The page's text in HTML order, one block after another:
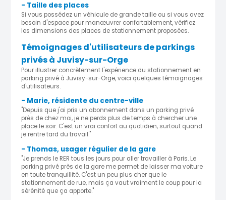
- Taille des places
Si vous possédez un véhicule de grande taille ou si vous avez
besoin d'espace pour manœuvrer confortablement, vérifiez
les dimensions des places de stationnement proposées.
Témoignages d'utilisateurs de parkings
privés à Juvisy-sur-Orge
Pour illustrer concrètement l'expérience du stationnement en
parking privé à Juvisy-sur-Orge, voici quelques témoignages
d'utilisateurs.
- Marie, résidente du centre-ville
"Depuis que j'ai pris un abonnement dans un parking privé
près de chez moi, je ne perds plus de temps à chercher une
place le soir. C'est un vrai confort au quotidien, surtout quand
je rentre tard du travail."
- Thomas, usager régulier de la gare
"Je prends le RER tous les jours pour aller travailler à Paris. Le
parking privé près de la gare me permet de laisser ma voiture
en toute tranquillité. C'est un peu plus cher que le
stationnement de rue, mais ça vaut vraiment le coup pour la
sérénité que ça apporte."